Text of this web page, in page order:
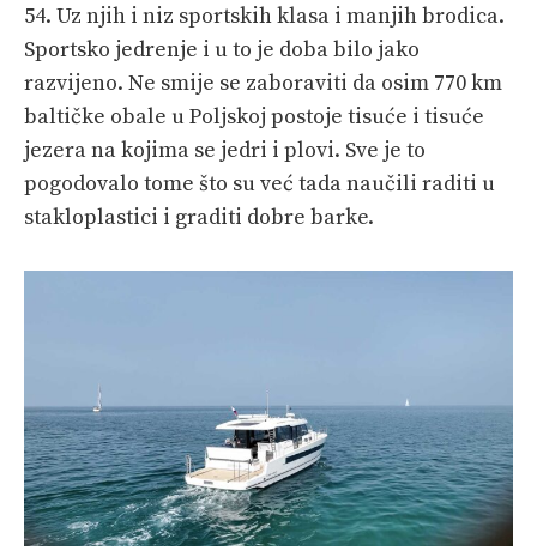
54. Uz njih i niz sportskih klasa i manjih brodica.
Sportsko jedrenje i u to je doba bilo jako
razvijeno. Ne smije se zaboraviti da osim 770 km
baltičke obale u Poljskoj postoje tisuće i tisuće
jezera na kojima se jedri i plovi. Sve je to
pogodovalo tome što su već tada naučili raditi u
stakloplastici i graditi dobre barke.